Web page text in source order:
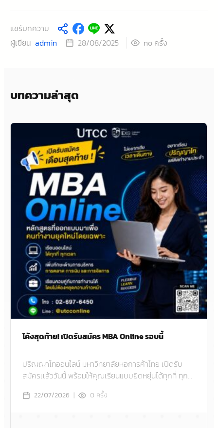
แชร์บทความ
ผู้เขียน admin 28/08/2025 no ครั้ง
บทความล่าสุด
โค้งสุดท้าย! เปิดรับสมัคร MBA Online รอบนี้
ปริญญาโทออนไลน์ มหาวิทยาลัยหอการค้าไทย เปิดรับ
สมัครเเล้ววันนี้ พร้อมให้คุณเรียนแบบยืดหยุ่นได้ทุกที่ ทุก
22/07/2026 | 0 ครั้ง